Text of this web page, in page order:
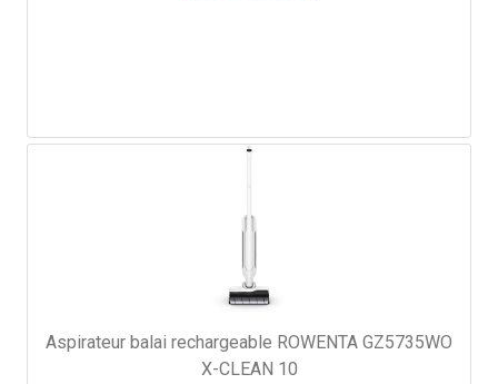
Aspirateur balai rechargeable ROWENTA GZ5735WO
X-CLEAN 10